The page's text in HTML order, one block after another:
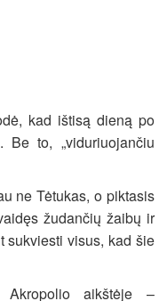
kad ištisą dieną po
Be to, „viduriuojančiu
ne Tėtukas, o piktasis
žudančių žaibų ir
sukviesti visus, kad šie
Akropolio aikštėje –